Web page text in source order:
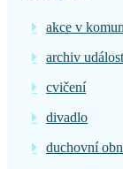
akce v
archiv
cvičení
divadlo
duchovní